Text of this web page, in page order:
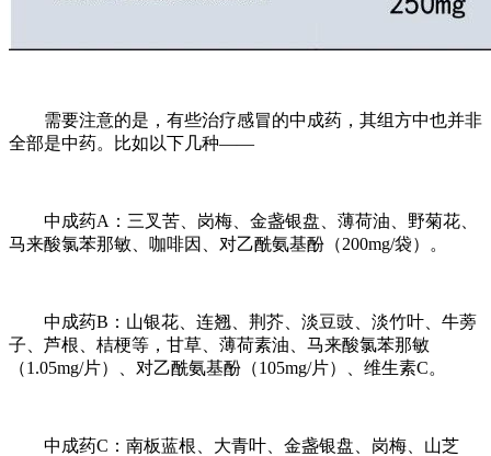
需要注意的是，有些治疗感冒的中成药，其组方中也并非
全部是中药。比如以下几种——
中成药A：三叉苦、岗梅、金盏银盘、薄荷油、野菊花、
马来酸氯苯那敏、咖啡因、对乙酰氨基酚（200mg/袋）。
中成药B：山银花、连翘、荆芥、淡豆豉、淡竹叶、牛蒡
子、芦根、桔梗等，甘草、薄荷素油、马来酸氯苯那敏
（1.05mg/片）、对乙酰氨基酚（105mg/片）、维生素C。
中成药C：南板蓝根、大青叶、金盏银盘、岗梅、山芝